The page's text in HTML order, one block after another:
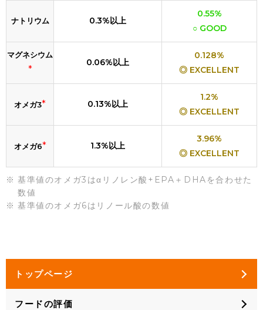
ナトリウム 0.3%以上
0.55%
○ GOOD
マグネシウム
*
0.06%以上
0.128%
◎ EXCELLENT
オメガ3* 0.13%以上
1.2%
◎ EXCELLENT
オメガ6* 1.3%以上
3.96%
◎ EXCELLENT
基準値のオメガ3はαリノレン酸+EPA＋DHAを合わせた
数値
基準値のオメガ6はリノール酸の数値
トップページ
フードの評価